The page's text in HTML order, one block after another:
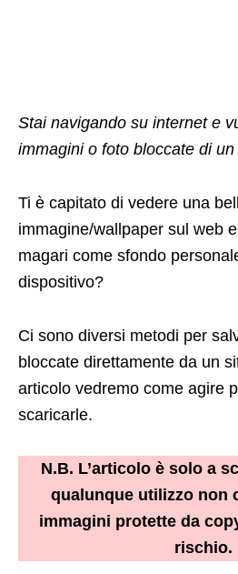
Stai navigando su internet e
immagini o foto bloccate di
Ti è capitato di vedere una
immagine/wallpaper sul web
magari come sfondo
dispositivo?
Ci sono diversi metodi per
bloccate direttamente da un
articolo vedremo come agire
scaricarle.
N.B. L’articolo è solo a
qualunque utilizzo non
immagini protette da
rischio.